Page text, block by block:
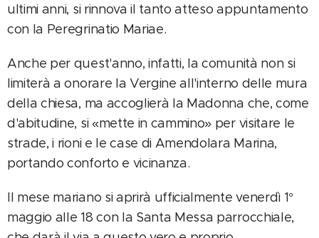
ultimi anni, si rinnova il tanto atteso appuntamento
con la Peregrinatio Mariae.
Anche per quest'anno, infatti, la comunità non si
limiterà a onorare la Vergine all'interno delle mura
della chiesa, ma accoglierà la Madonna che, come
d'abitudine, si «mette in cammino» per visitare le
strade, i rioni e le case di Amendolara Marina,
portando conforto e vicinanza.
Il mese mariano si aprirà ufficialmente venerdì 1°
maggio alle 18 con la Santa Messa parrocchiale,